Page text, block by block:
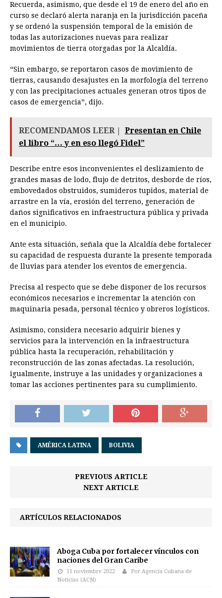
Recuerda, asimismo, que desde el 19 de enero del año en
curso se declaró alerta naranja en la jurisdicción paceña
y se ordenó la suspensión temporal de la emisión de
todas las autorizaciones nuevas para realizar
movimientos de tierra otorgadas por la Alcaldía.
“Sin embargo, se reportaron casos de movimiento de
tierras, causando desajustes en la morfología del terreno
y con las precipitaciones actuales generan otros tipos de
casos de emergencia”, dijo.
RECOMENDAMOS LEER |
Presentan en Chile
el libro “… y en eso llegó Fidel”
Describe entre esos inconvenientes el deslizamiento de
grandes masas de lodo, flujo de detritos, desborde de ríos,
embovedados obstruidos, sumideros tupidos, material de
arrastre en la vía, erosión del terreno, generación de
daños significativos en infraestructura pública y privada
en el municipio.
Ante esta situación, señala que la Alcaldía debe fortalecer
su capacidad de respuesta durante la presente temporada
de lluvias para atender los eventos de emergencia.
Precisa al respecto que se debe disponer de los recursos
económicos necesarios e incrementar la atención con
maquinaria pesada, personal técnico y obreros logísticos.
Asimismo, considera necesario adquirir bienes y
servicios para la intervención en la infraestructura
pública hasta la recuperación, rehabilitación y
reconstrucción de las zonas afectadas. La resolución,
igualmente, instruye a las unidades y organizaciones a
tomar las acciones pertinentes para su cumplimiento.
AMÉRICA LATINA BOLIVIA
PREVIOUS ARTICLE
NEXT ARTICLE
ARTÍCULOS RELACIONADOS
Aboga Cuba por fortalecer vínculos con
naciones del Gran Caribe
11 noviembre 2022
Por Agencia Cubana de
Noticias (ACN)